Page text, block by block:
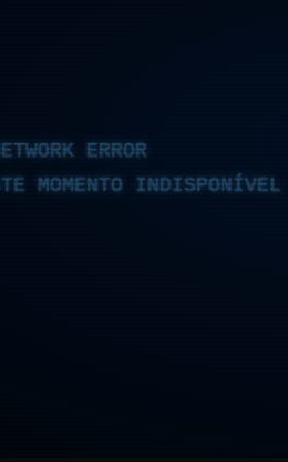
ERROR
MOMENTO INDISPONÍVEL